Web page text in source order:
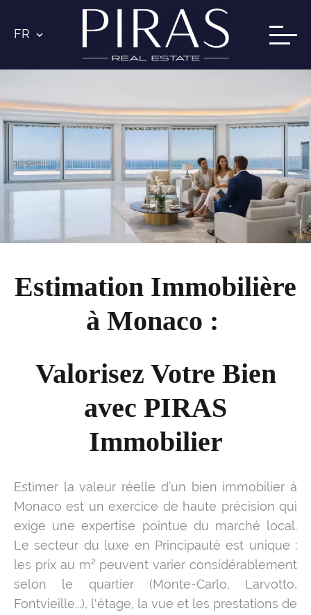
FR
Estimation Immobilière
à Monaco :
Valorisez Votre Bien
avec PIRAS
Immobilier
Estimer la valeur réelle d’un bien immobilier à
Monaco est un exercice de haute précision qui
exige une expertise pointue du marché local.
Le secteur du luxe en Principauté est unique :
les prix au m² peuvent varier considérablement
selon le quartier (Monte-Carlo, Larvotto,
Fontvieille...), l'étage, la vue et les prestations de